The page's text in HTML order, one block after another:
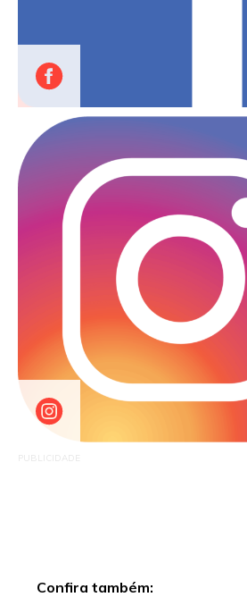
PUBLICIDADE
Confira também: